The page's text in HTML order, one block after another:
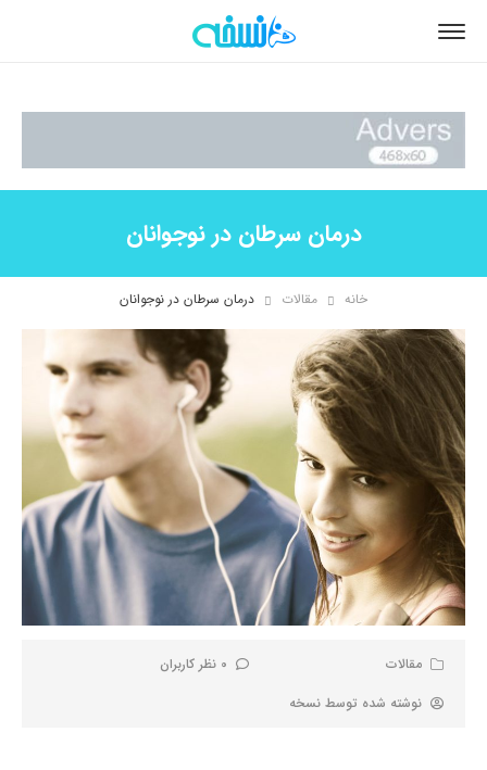
درمان سرطان در نوجوانان
خانه مقالات درمان سرطان در نوجوانان
مقالات
0 نظر کاربران
نوشته شده توسط نسخه